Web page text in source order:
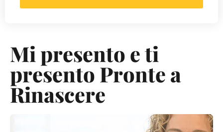
Mi presento e ti
presento Pronte a
Rinascere